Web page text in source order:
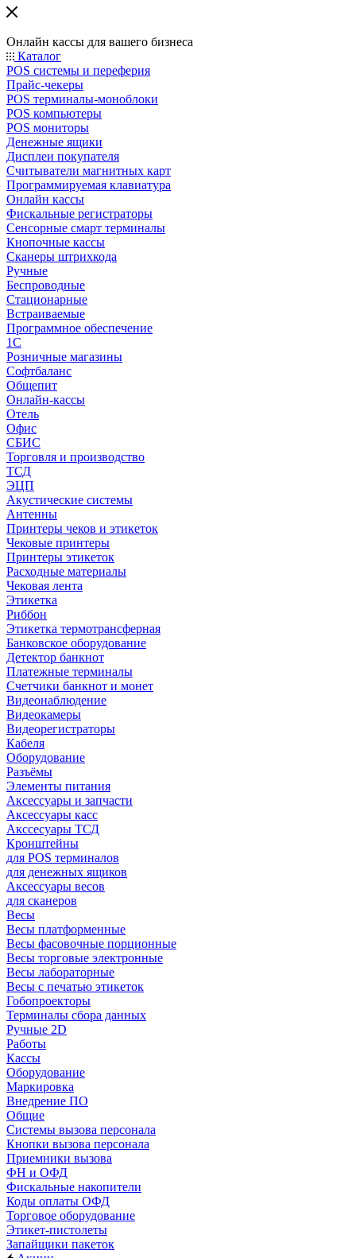
Онлайн кассы для вашего бизнеса
Каталог
POS системы и переферия
Прайс-чекеры
POS терминалы-моноблоки
POS компьютеры
POS мониторы
Денежные ящики
Дисплеи покупателя
Считыватели магнитных карт
Программируемая клавиатура
Онлайн кассы
Фискальные регистраторы
Сенсорные смарт терминалы
Кнопочные кассы
Сканеры штрихкода
Ручные
Беспроводные
Стационарные
Встраиваемые
Программное обеспечение
1С
Розничные магазины
Софтбаланс
Общепит
Онлайн-кассы
Отель
Офис
СБИС
Торговля и производство
ТСД
ЭЦП
Акустические системы
Антенны
Принтеры чеков и этикеток
Чековые принтеры
Принтеры этикеток
Расходные материалы
Чековая лента
Этикетка
Риббон
Этикетка термотрансферная
Банковское оборудование
Детектор банкнот
Платежные терминалы
Счетчики банкнот и монет
Видеонаблюдение
Видеокамеры
Видеорегистраторы
Кабеля
Оборудование
Разъёмы
Элементы питания
Аксессуары и запчасти
Аксессуары касс
Акссесуары ТСД
Кронштейны
для POS терминалов
для денежных ящиков
Аксессуары весов
для сканеров
Весы
Весы платформенные
Весы фасовочные порционные
Весы торговые электронные
Весы лабораторные
Весы с печатью этикеток
Гобопроекторы
Терминалы сбора данных
Ручные 2D
Работы
Кассы
Оборудование
Маркировка
Внедрение ПО
Общие
Системы вызова персонала
Кнопки вызова персонала
Приемники вызова
ФН и ОФД
Фискальные накопители
Коды оплаты ОФД
Торговое оборудование
Этикет-пистолеты
Запайщики пакеток